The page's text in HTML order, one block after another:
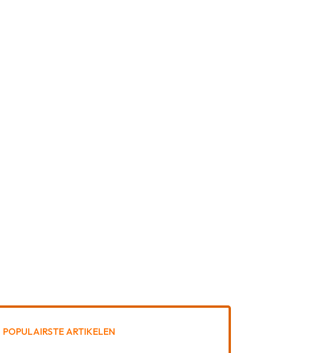
POPULAIRSTE ARTIKELEN